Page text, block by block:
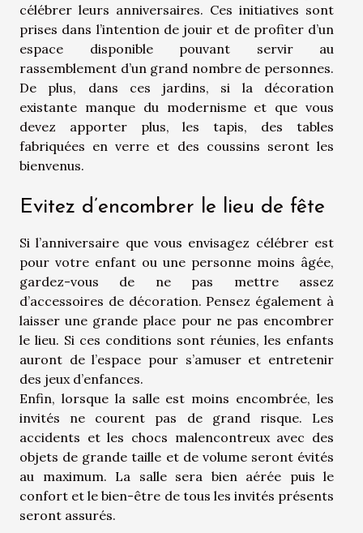
célébrer leurs anniversaires. Ces initiatives sont
prises dans l’intention de jouir et de profiter d’un
espace disponible pouvant servir au
rassemblement d’un grand nombre de personnes.
De plus, dans ces jardins, si la décoration
existante manque du modernisme et que vous
devez apporter plus, les tapis, des tables
fabriquées en verre et des coussins seront les
bienvenus.
Evitez d’encombrer le lieu de fête
Si l’anniversaire que vous envisagez célébrer est
pour votre enfant ou une personne moins âgée,
gardez-vous de ne pas mettre assez
d’accessoires de décoration. Pensez également à
laisser une grande place pour ne pas encombrer
le lieu. Si ces conditions sont réunies, les enfants
auront de l’espace pour s’amuser et entretenir
des jeux d’enfances.
Enfin, lorsque la salle est moins encombrée, les
invités ne courent pas de grand risque. Les
accidents et les chocs malencontreux avec des
objets de grande taille et de volume seront évités
au maximum. La salle sera bien aérée puis le
confort et le bien-être de tous les invités présents
seront assurés.